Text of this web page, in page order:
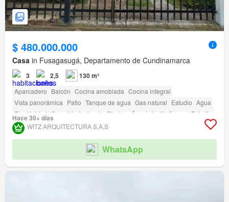
$ 480.000.000
Casa in Fusagasugá, Departamento de Cundinamarca
3 2,5 130 m²
Aparcadero Balcón Cocina amoblada Cocina integral
Vista panorámica Patio Tanque de agua Gas natural Estudio Agua
Electricidad Seguridad privada Piscina Área infantil Sauna
Estudio
Jardín Vigilante Barbecue
Hace 30+ días
WITZ ARQUITECTURA S.A.S
WhatsApp